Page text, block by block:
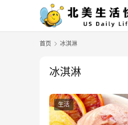
首页 冰淇淋
冰淇淋
生活